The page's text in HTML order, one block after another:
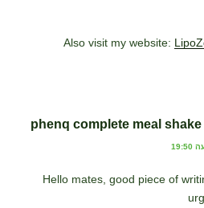
Also visit my website:
phenq complete meal
Hello mates, good piece of